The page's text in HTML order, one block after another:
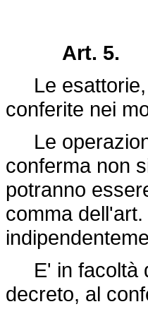
Art. 5.
Le esattorie,
conferite nei
Le
conferma non
potranno
comma
E' in facoltà
decreto, al